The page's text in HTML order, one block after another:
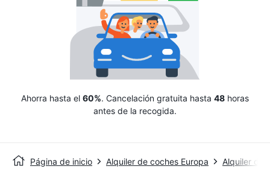
Ahorra hasta el 60%. Cancelación gratuita hasta 48 horas
antes de la recogida.
Página de inicio Alquiler de coches Europa Alquiler de